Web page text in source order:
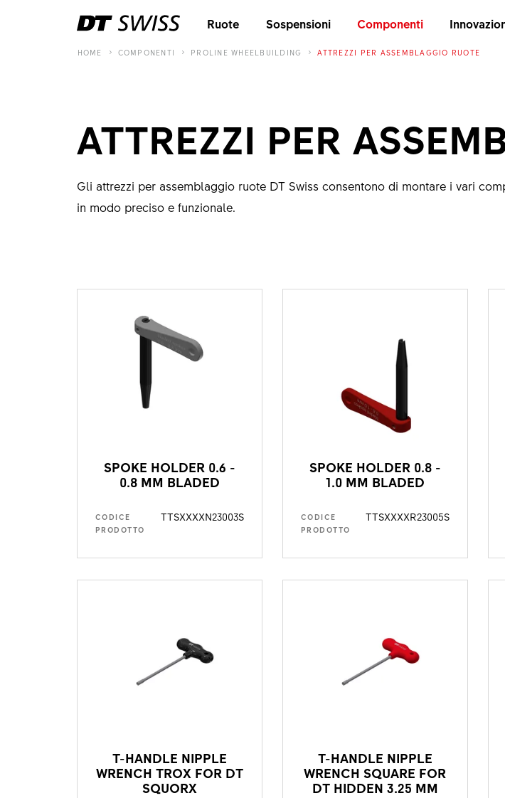
Ruote Sospensioni Componenti
HOME COMPONENTI PROLINE WHEELBUILDING ATTREZZI PER ASSEMBLAGGIO RUOTE
ATTREZZI PER
Gli attrezzi per assemblaggio ruote DT Swiss consentono di montare i vari
in modo preciso e funzionale.
SPOKE HOLDER 0.6 -
0.8 MM BLADED
CODICE
PRODOTTO
TTSXXXXN23003S
SPOKE HOLDER 0.8 -
1.0 MM BLADED
CODICE
PRODOTTO
TTSXXXXR23005S
T-HANDLE NIPPLE
WRENCH TROX FOR DT
SQUORX
T-HANDLE NIPPLE
WRENCH SQUARE FOR
DT HIDDEN 3.25 MM